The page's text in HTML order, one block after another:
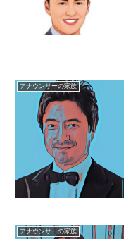
アナウンサーの家族
アナウンサーの家族